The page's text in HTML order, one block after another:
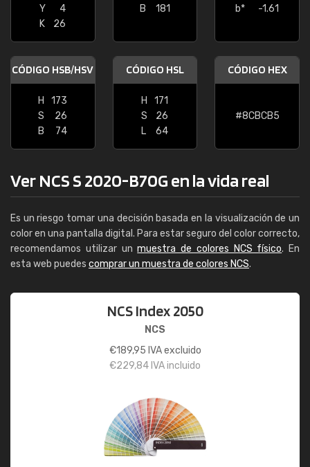
Y
4
K
26
B
181
b*
-1.61
CÓDIGO HSB/HSV
H
173
S
26
B
74
CÓDIGO HSL
H
171
S
26
L
64
CÓDIGO HEX
#8CBCB5
Ver NCS S 2020-B70G en la vida real
Es un riesgo tomar una decisión basada en la visualización de un
color en una pantalla digital. Para estar seguro del color correcto,
recomendamos utilizar unmuestra de colores NCS físico. En
esta web puedes comprar un muestra de colores NCS.
NCS Index 2050
NCS
€189,95 IVA excluido
€229,84 IVA incluido